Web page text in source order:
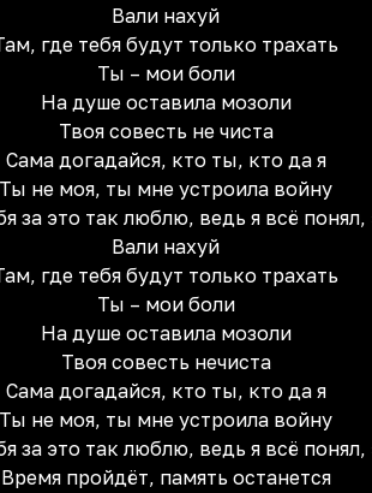
Вали нахуй
где тебя будут только трахать
Ты – мои боли
На душе оставила мозоли
Твоя совесть не чиста
Сама догадайся, кто ты, кто да я
Ты не моя, ты мне устроила войну
за это так люблю, ведь я всё понял,
Вали нахуй
где тебя будут только трахать
Ты – мои боли
На душе оставила мозоли
Твоя совесть нечиста
Сама догадайся, кто ты, кто да я
Ты не моя, ты мне устроила войну
за это так люблю, ведь я всё понял,
Время пройдёт, память останется